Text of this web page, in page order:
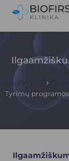
Pagrindinis
Tyrimų programos